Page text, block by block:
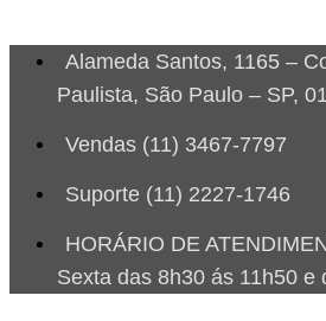
Alameda Santos, 1165 –
Paulista, São Paulo – SP,
Vendas (11) 3467-7797
Suporte (11) 2227-1746
HORÁRIO DE
Sexta das 8h30 ás 11h50 e